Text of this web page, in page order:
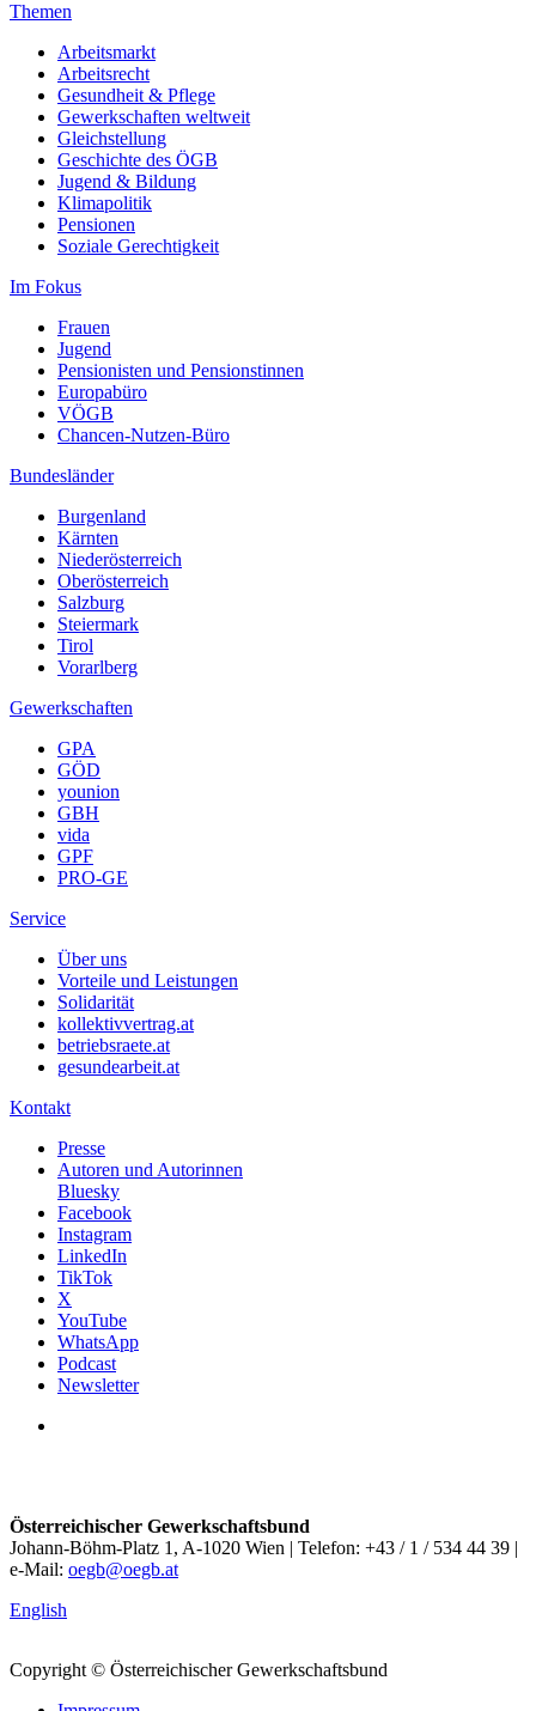
Themen
Arbeitsmarkt
Arbeitsrecht
Gesundheit & Pflege
Gewerkschaften weltweit
Gleichstellung
Geschichte des ÖGB
Jugend & Bildung
Klimapolitik
Pensionen
Soziale Gerechtigkeit
Im Fokus
Frauen
Jugend
Pensionisten und Pensionstinnen
Europabüro
VÖGB
Chancen-Nutzen-Büro
Bundesländer
Burgenland
Kärnten
Niederösterreich
Oberösterreich
Salzburg
Steiermark
Tirol
Vorarlberg
Gewerkschaften
GPA
GÖD
younion
GBH
vida
GPF
PRO-GE
Service
Über uns
Vorteile und Leistungen
Solidarität
kollektivvertrag.at
betriebsraete.at
gesundearbeit.at
Kontakt
Presse
Autoren und Autorinnen
Bluesky
Facebook
Instagram
LinkedIn
TikTok
X
YouTube
WhatsApp
Podcast
Newsletter
Österreichischer Gewerkschaftsbund
Johann-Böhm-Platz 1, A-1020 Wien | Telefon: +43 / 1 / 534 44 39 |
e-Mail: oegb@oegb.at
English
Copyright © Österreichischer Gewerkschaftsbund